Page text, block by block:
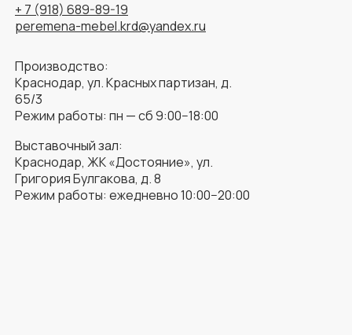
Производство:
Краснодар, ул. Красных партизан, д.
65/3
Режим работы: пн — сб 9:00−18:00
Выставочный зал:
Краснодар, ЖК «Достояние», ул.
Григория Булгакова, д. 8
Режим работы: ежедневно 10:00−20:00
+ 7 (918) 689-89-19
peremena-mebel.krd@yandex.ru